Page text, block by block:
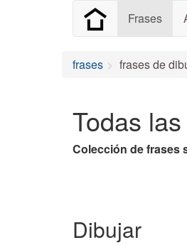
Frases
frases frases de
Todas
Colección de frases
Dibujar